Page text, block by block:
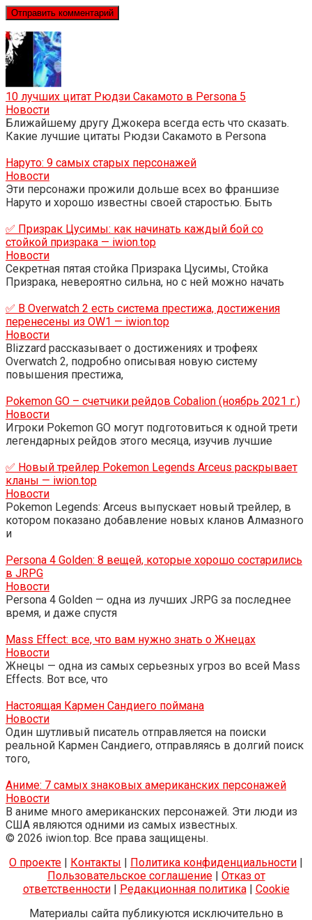
10 лучших цитат Рюдзи Сакамото в Persona 5
Новости
Ближайшему другу Джокера всегда есть что сказать.
Какие лучшие цитаты Рюдзи Сакамото в Persona
Наруто: 9 самых старых персонажей
Новости
Эти персонажи прожили дольше всех во франшизе
Наруто и хорошо известны своей старостью. Быть
✅ Призрак Цусимы: как начинать каждый бой со
стойкой призрака — iwion.top
Новости
Секретная пятая стойка Призрака Цусимы, Стойка
Призрака, невероятно сильна, но с ней можно начать
✅ В Overwatch 2 есть система престижа, достижения
перенесены из OW1 — iwion.top
Новости
Blizzard рассказывает о достижениях и трофеях
Overwatch 2, подробно описывая новую систему
повышения престижа,
Pokemon GO – счетчики рейдов Cobalion (ноябрь 2021 г.)
Новости
Игроки Pokemon GO могут подготовиться к одной трети
легендарных рейдов этого месяца, изучив лучшие
✅ Новый трейлер Pokemon Legends Arceus раскрывает
кланы — iwion.top
Новости
Pokemon Legends: Arceus выпускает новый трейлер, в
котором показано добавление новых кланов Алмазного
и
Persona 4 Golden: 8 вещей, которые хорошо состарились
в JRPG
Новости
Persona 4 Golden — одна из лучших JRPG за последнее
время, и даже спустя
Mass Effect: все, что вам нужно знать о Жнецах
Новости
Жнецы — одна из самых серьезных угроз во всей Mass
Effects. Вот все, что
Настоящая Кармен Сандиего поймана
Новости
Один шутливый писатель отправляется на поиски
реальной Кармен Сандиего, отправляясь в долгий поиск
того,
Аниме: 7 самых знаковых американских персонажей
Новости
В аниме много американских персонажей. Эти люди из
США являются одними из самых известных.
© 2026 iwion.top. Все права защищены.
О проекте | Контакты | Политика конфиденциальности |
Пользовательское соглашение| Отказ от
ответственности| Редакционная политика| Cookie
Материалы сайта публикуются исключительно в